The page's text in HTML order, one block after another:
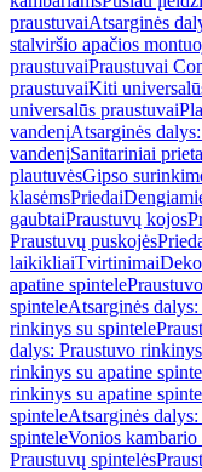
praustuvaiAtsarginės
stalviršio apačios
praustuvaiPraustuvai
praustuvaiKiti
universalūs praustuvai
vandenįAtsarginės
vandenįSanitariniai
plautuvėsGipso
klasėmsPriedai
gaubtaiPraustuvų kojos
Praustuvų puskojės
laikikliaiTvirtinimai
apatine spintele
spinteleAtsarginės
rinkinys su spintele
dalys: Praustuvo
rinkinys su apatine
rinkinys su apatine
spinteleAtsarginės
spinteleVonios kambario
Praustuvų spintelės